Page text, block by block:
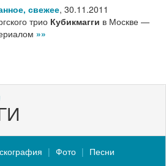
свежее, 30.11.2011
трио Кубикмагги в Москве —
»»
Фото
Песни